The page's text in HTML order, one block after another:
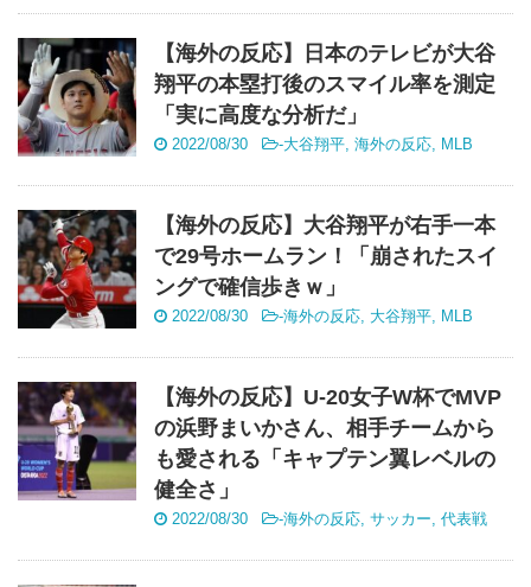
【海外の反応】日本のテレビが大谷
翔平の本塁打後のスマイル率を測定
「実に高度な分析だ」
2022/08/30 -大谷翔平, 海外の反応, MLB
【海外の反応】大谷翔平が右手一本
で29号ホームラン！「崩されたスイ
ングで確信歩きｗ」
2022/08/30 -海外の反応, 大谷翔平, MLB
【海外の反応】U-20女子W杯でMVP
の浜野まいかさん、相手チームから
も愛される「キャプテン翼レベルの
健全さ」
2022/08/30 -海外の反応, サッカー, 代表戦